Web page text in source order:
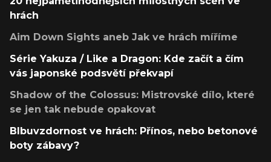
hrách
Aim Down Sights aneb Jak ve hrách míříme
Série Yakuza / Like a Dragon: Kde začít a čím
vás japonské podsvětí překvapí
Shadow of the Colossus: Mistrovské dílo, které
se jen tak nebude opakovat
Blbuvzdornost ve hrách: Přínos, nebo betonové
boty zábavy?